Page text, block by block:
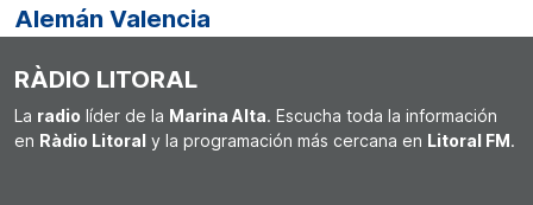
Alemán Valencia
RÀDIO LITORAL
La radio líder de la Marina Alta. Escucha toda la información
en Ràdio Litoral y la programación más cercana en Litoral FM.